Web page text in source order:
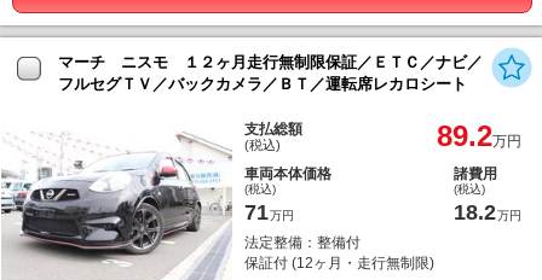
マーチ ニスモ １２ヶ月走行無制限保証／ＥＴＣ／ナビ／
フルセグＴＶ／バックカメラ／ＢＴ／運転席レカロシート
支払総額
(税込) 89.2万円
車両本体価格
(税込)
71万円
諸費用
(税込)
18.2万円
法定整備：整備付
保証付 (12ヶ月・走行無制限)